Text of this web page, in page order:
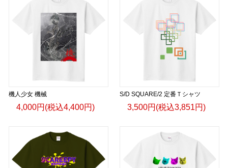
機人少女 機械
4,000円(税込4,400円)
S/D SQUARE/2 定番Ｔシャツ
3,500円(税込3,851円)